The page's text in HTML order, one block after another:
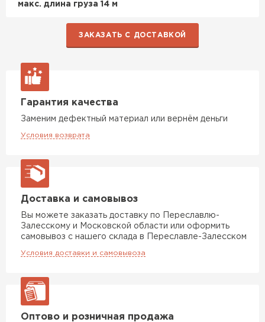
макс. длина груза 14 м
ЗАКАЗАТЬ С ДОСТАВКОЙ
Гарантия качества
Заменим дефектный материал или вернём деньги
Условия возврата
Доставка и самовывоз
Вы можете заказать доставку по Переславлю-
Залесскому и Московской области или оформить
самовывоз с нашего склада в Переславле-Залесском
Условия доставки и самовывоза
Оптово и розничная продажа